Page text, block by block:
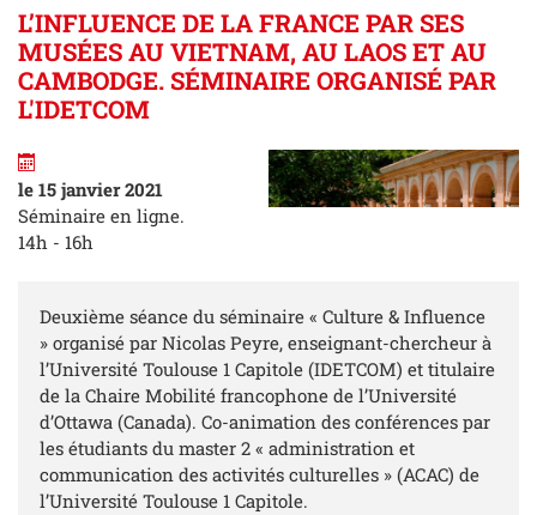
L’INFLUENCE DE LA FRANCE PAR SES
MUSÉES AU VIETNAM, AU LAOS ET AU
CAMBODGE. SÉMINAIRE ORGANISÉ PAR
L'IDETCOM
le 15 janvier 2021
Séminaire en ligne.
14h - 16h
Deuxième séance du séminaire « Culture & Influence
» organisé par Nicolas Peyre, enseignant-chercheur à
l’Université Toulouse 1 Capitole (IDETCOM) et titulaire
de la Chaire Mobilité francophone de l’Université
d’Ottawa (Canada). Co-animation des conférences par
les étudiants du master 2 « administration et
communication des activités culturelles » (ACAC) de
l’Université Toulouse 1 Capitole.